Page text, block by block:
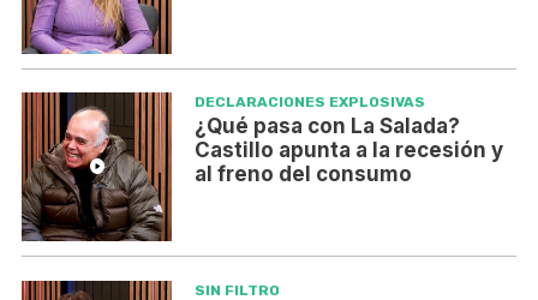
DECLARACIONES EXPLOSIVAS
¿Qué pasa con La Salada?
Castillo apunta a la recesión y
al freno del consumo
SIN FILTRO